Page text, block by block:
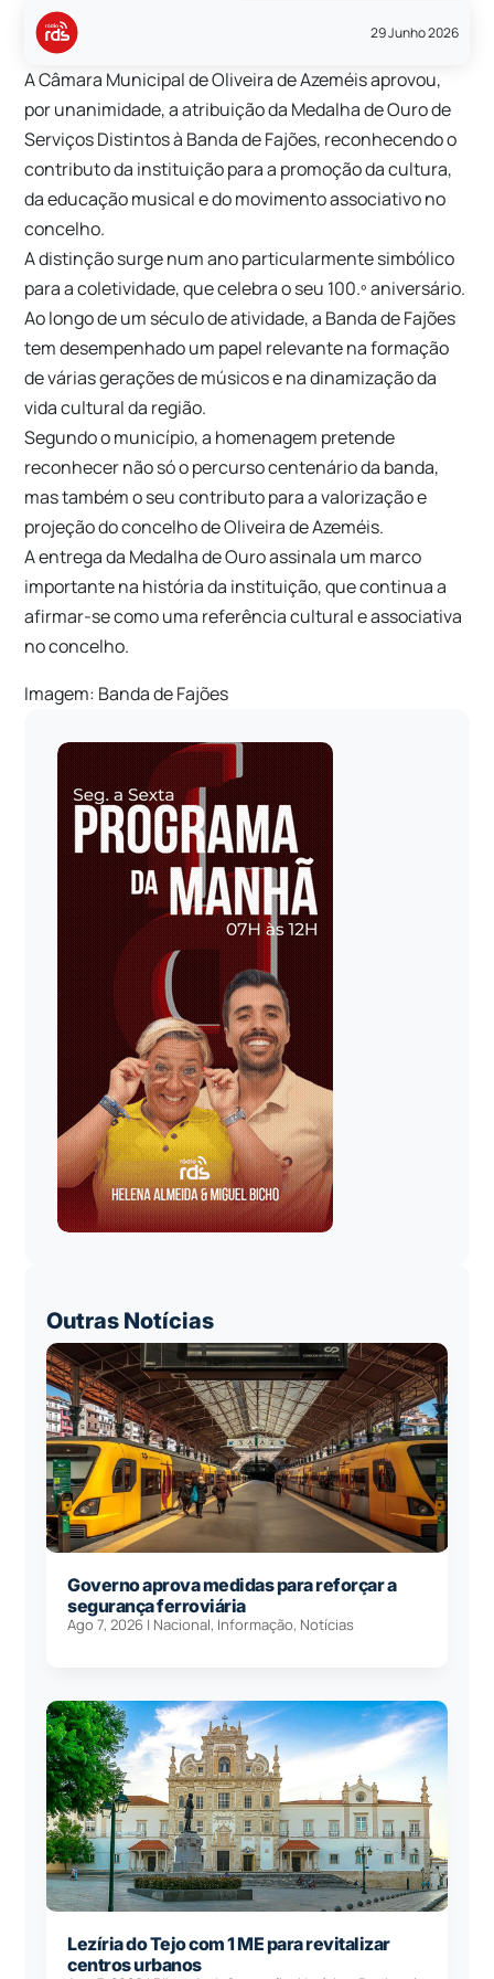
29 Junho 2026
A Câmara Municipal de Oliveira de Azeméis aprovou,
por unanimidade, a atribuição da Medalha de Ouro de
Serviços Distintos à Banda de Fajões, reconhecendo o
contributo da instituição para a promoção da cultura,
da educação musical e do movimento associativo no
concelho.
A distinção surge num ano particularmente simbólico
para a coletividade, que celebra o seu 100.º aniversário.
Ao longo de um século de atividade, a Banda de Fajões
tem desempenhado um papel relevante na formação
de várias gerações de músicos e na dinamização da
vida cultural da região.
Segundo o município, a homenagem pretende
reconhecer não só o percurso centenário da banda,
mas também o seu contributo para a valorização e
projeção do concelho de Oliveira de Azeméis.
A entrega da Medalha de Ouro assinala um marco
importante na história da instituição, que continua a
afirmar-se como uma referência cultural e associativa
no concelho.
Imagem: Banda de Fajões
Outras Notícias
Governo aprova medidas para reforçar a
segurança ferroviária
Ago 7, 2026 | Nacional, Informação, Notícias
Lezíria do Tejo com 1 ME para revitalizar
centros urbanos